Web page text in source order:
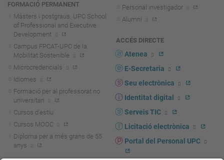
FORMACIÓ PERMANENT
Màsters i postgraus. UPC School
of Professional and Executive
Development
Campus FPCAT-UPC de la
Mobilitat Sostenible
Microcredencials
Idiomes
Formació per al professorat no
universitari
Cursos d'estiu
Cursos MOOC
Diploma per a més grans de 55
anys
Personal investigador
Alumni
ACCÉS DIRECTE
Atenea
E-Secretaria
Seu electrònica
Identitat digital
Serveis TIC
Licitació electrònica
Portal del Personal UPC